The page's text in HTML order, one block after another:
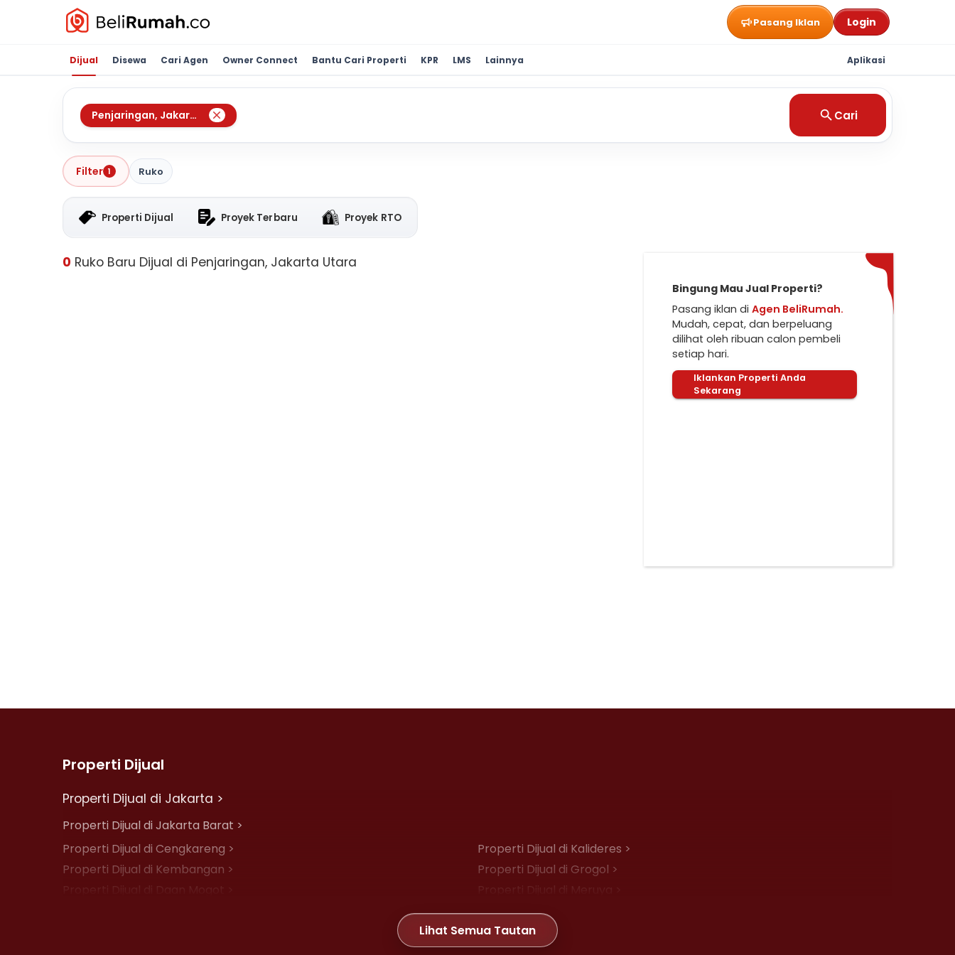
Pasang Iklan Login
Dijual Disewa Cari Agen Owner Connect Bantu Cari Properti KPR LMS Lainnya Aplikasi
Penjaringan, Jakarta Utara Cari
Filter 1 Ruko
Properti Dijual Proyek Terbaru Proyek RTO
0 Ruko Baru Dijual di Penjaringan, Jakarta Utara
Bingung Mau Jual Properti?
Pasang iklan di Agen BeliRumah.
Mudah, cepat, dan berpeluang
dilihat oleh ribuan calon pembeli
setiap hari.
Iklankan Properti Anda
Sekarang
Properti Dijual
Properti Dijual di Jakarta >
Properti Dijual di Jakarta Barat >
Properti Dijual di Cengkareng >
Properti Dijual di Kalideres >
Properti Dijual di Kembangan >
Properti Dijual di Grogol >
Properti Dijual di Daan Mogot >
Properti Dijual di Meruya >
Properti Dijual di Joglo >
Lihat Semua Tautan